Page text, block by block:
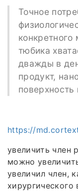
Точное
тюбика
дважды в
продукт,
поверхность
https://
увеличить член
можно
увеличил член,